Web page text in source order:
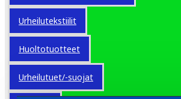
Urheilutekstiilit
Huoltotuotteet
Urheilutuet/-suojat
Koko
Numeropainatus
Värit